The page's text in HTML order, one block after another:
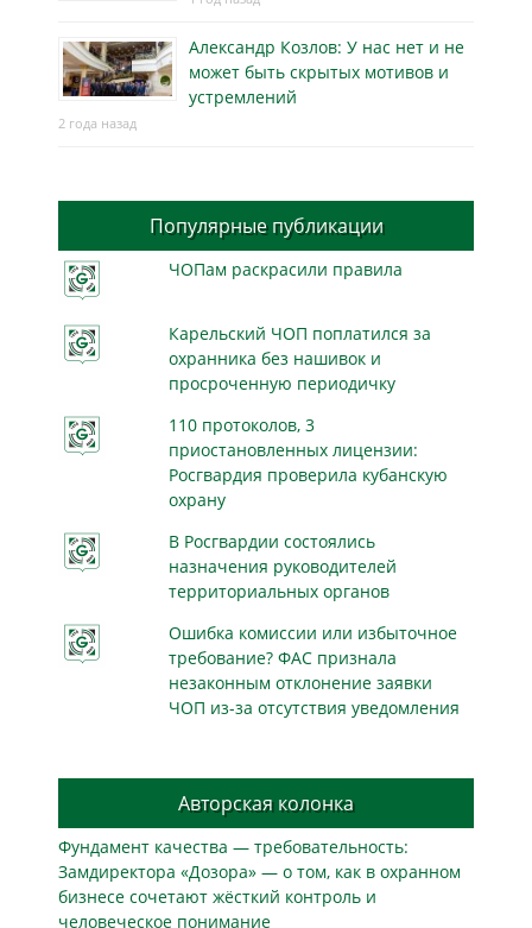
Александр Козлов: У нас нет и не
может быть скрытых мотивов и
устремлений
2 года назад
Популярные публикации
ЧОПам раскрасили правила
Карельский ЧОП поплатился за
охранника без нашивок и
просроченную периодичку
110 протоколов, 3
приостановленных лицензии:
Росгвардия проверила кубанскую
охрану
В Росгвардии состоялись
назначения руководителей
территориальных органов
Ошибка комиссии или избыточное
требование? ФАС признала
незаконным отклонение заявки
ЧОП из-за отсутствия уведомления
Авторская колонка
Фундамент качества — требовательность:
Замдиректора «Дозора» — о том, как в охранном
бизнесe сочетают жёсткий контроль и
человеческое понимание